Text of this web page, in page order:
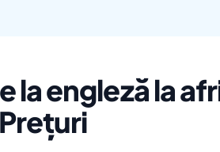
la engleză la
Prețuri